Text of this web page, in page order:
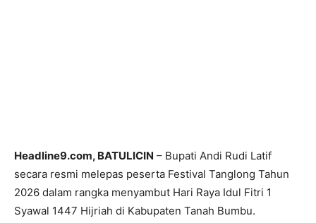
Headline9.com, BATULICIN – Bupati Andi Rudi Latif
secara resmi melepas peserta Festival Tanglong Tahun
2026 dalam rangka menyambut Hari Raya Idul Fitri 1
Syawal 1447 Hijriah di Kabupaten Tanah Bumbu.